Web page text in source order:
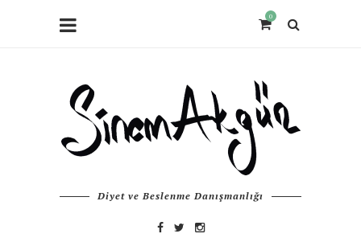
0
Diyet ve Beslenme Danışmanlığı